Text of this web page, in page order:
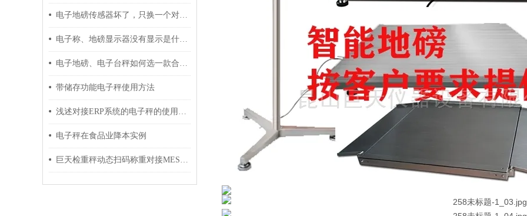
电子地磅传感器坏了，只换一个对称重数据有影响吗？
电子称、地磅显示器没有显示是什么原因？
电子地磅、电子台秤如何选一款合适称重显示器？
带储存功能电子秤使用方法
浅述对接ERP系统的电子秤的使用注意事项
电子秤在食品业降本实例
巨天检重秤动态扫码称重对接MES系统